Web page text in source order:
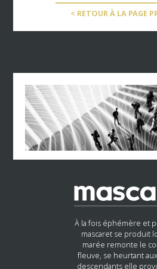
< RETOUR À LA PAGE
À la fois éphémère et
mascaret se produit
marée remonte le
fleuve, se heurtant
descendants elle